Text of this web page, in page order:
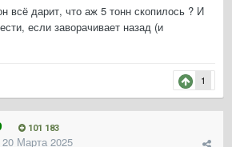
всё дарит, что аж 5 тонн скопилось ? И
если заворачивает назад (и
1
101 183
20 Марта 2025